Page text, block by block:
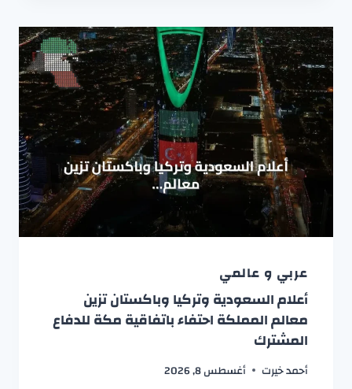
عربي و عالمي
أعلام السعودية وتركيا وباكستان تزين
معالم المملكة احتفاء باتفاقية مكة للدفاع
المشترك
أحمد خيرت أغسطس 8, 2026